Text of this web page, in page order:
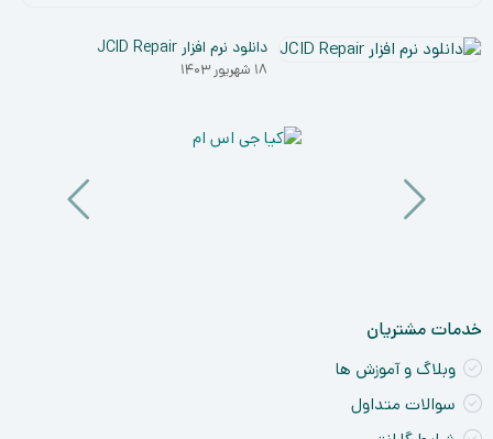
دانلود نرم افزار JCID Repair
۱۸ شهریور ۱۴۰۳
خدمات مشتریان
وبلاگ و آموزش ها
سوالات متداول